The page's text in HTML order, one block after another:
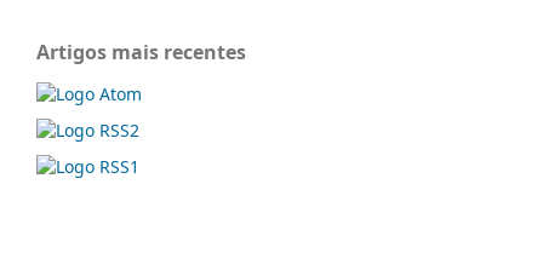
Artigos mais recentes